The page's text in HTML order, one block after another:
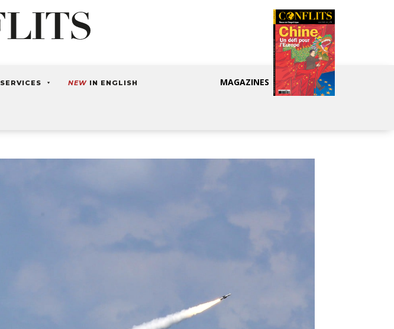
SERVICES NEW IN ENGLISH MAGAZINES